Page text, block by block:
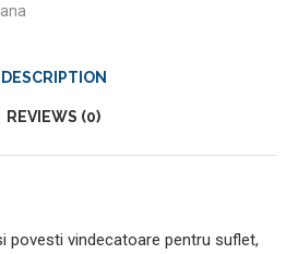
DESCRIPTION
REVIEWS (0)
povesti vindecatoare pentru suflet,